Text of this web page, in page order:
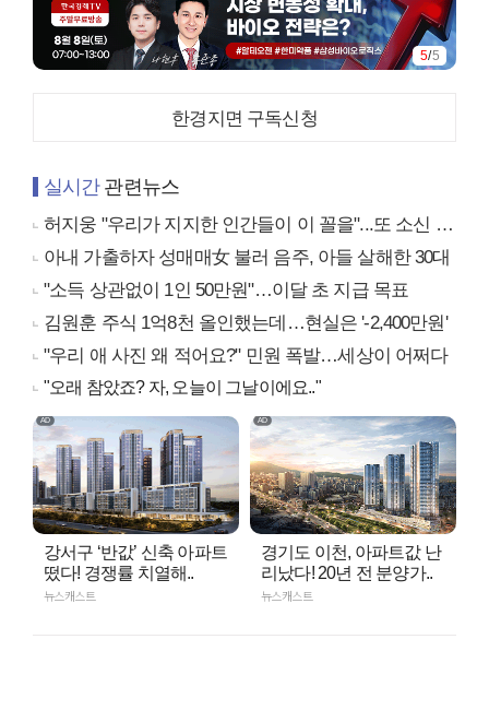
5/5
한경지면 구독신청
실시간관련뉴스
허지웅 "우리가 지지한 인간들이 이 꼴을"...또 소신 발언
아내 가출하자 성매매女 불러 음주, 아들 살해한 30대
"소득 상관없이 1인 50만원"…이달 초 지급 목표
김원훈 주식 1억8천 올인했는데…현실은 '-2,400만원'
"우리 애 사진 왜 적어요?" 민원 폭발…세상이 어쩌다
"오래 참았죠? 자, 오늘이 그날이에요.."
강서구 ‘반값’ 신축 아파트
떴다! 경쟁률 치열해..
뉴스캐스트
경기도 이천, 아파트값 난
리났다! 20년 전 분양가..
뉴스캐스트